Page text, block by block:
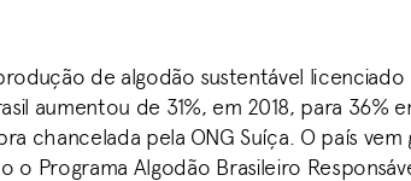
de algodão sustentável licenciado
aumentou de 31%, em 2018, para 36%
chancelada pela ONG Suíça. O país
o Programa Algodão Brasileiro